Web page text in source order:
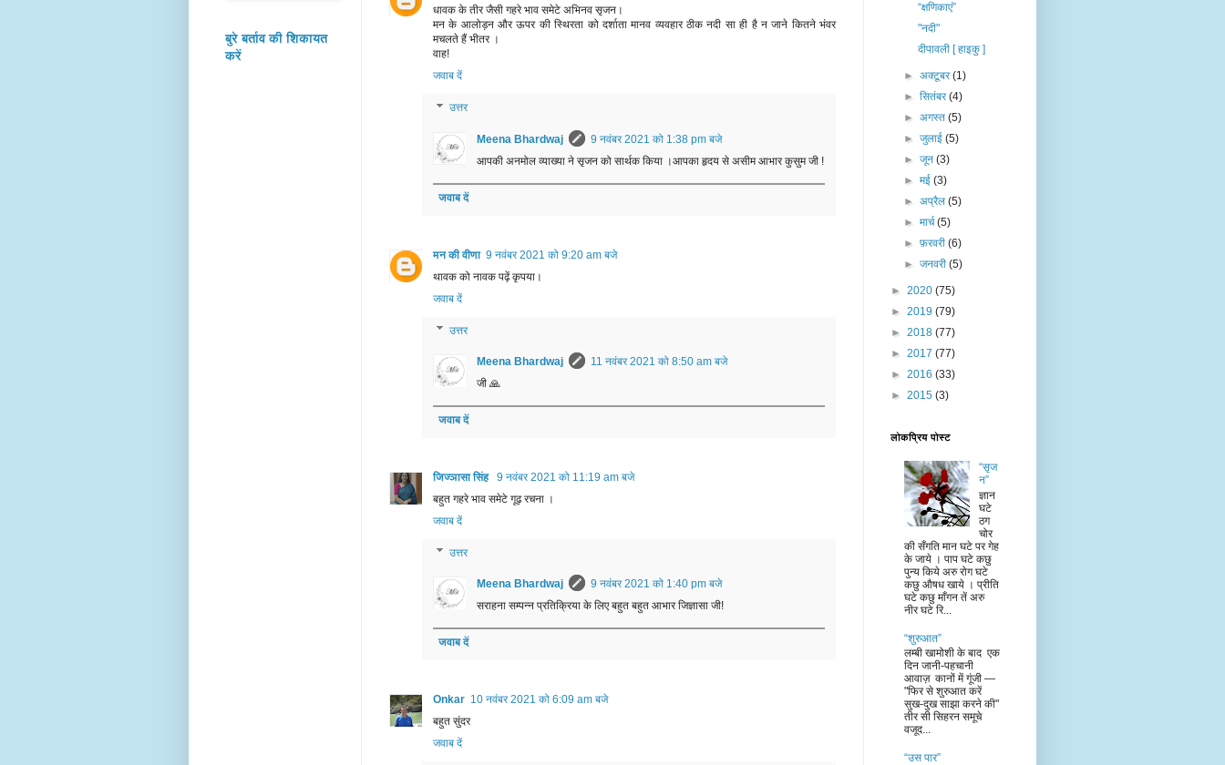
धावक के तीर जैसी गहरे भाव समेटे अभिनव सृजन।
मन के आलोड़न और ऊपर की स्थिरता को दर्शाता मानव व्यवहार ठीक नदी सा ही है न जाने कितने भंवर
मचलते हैं भीतर ।
वाह!
जवाब दें
उत्तर
Meena Bhardwaj
9 नवंबर 2021 को 1:38 pm बजे
आपकी अनमोल व्याख्या ने सृजन को सार्थक किया ।आपका हृदय से असीम आभार कुसुम जी !
जवाब दें
मन की वीणा 9 नवंबर 2021 को 9:20 am बजे
थावक को नावक पढ़ें कृपया।
जवाब दें
उत्तर
Meena Bhardwaj
11 नवंबर 2021 को 8:50 am बजे
जी 🙏
जवाब दें
जिज्ञासा सिंह 9 नवंबर 2021 को 11:19 am बजे
बहुत गहरे भाव समेटे गूढ़ रचना ।
जवाब दें
उत्तर
Meena Bhardwaj
9 नवंबर 2021 को 1:40 pm बजे
सराहना सम्पन्न प्रतिक्रिया के लिए बहुत बहुत आभार जिज्ञासा जी!
जवाब दें
Onkar 10 नवंबर 2021 को 6:09 am बजे
बहुत सुंदर
जवाब दें
बुरे बर्ताव की शिकायत
करें
“क्षणिकाएं”
"नदी"
दीपावली [ हाइकु ]
►अक्टूबर(1)
►सितंबर(4)
►अगस्त(5)
►जुलाई(5)
►जून(3)
►मई(3)
►अप्रैल(5)
►मार्च(5)
►फ़रवरी(6)
►जनवरी(5)
► 2020 (75)
► 2019 (79)
► 2018 (77)
► 2017 (77)
► 2016 (33)
► 2015 (3)
लोकप्रिय पोस्ट
“सृज
न”
ज्ञान
घटे
ठग
चोर
की सँगति मान घटे पर गेह
के जाये । पाप घटे कछु
पुन्य किये अरु रोग घटे
कछु औषध खाये । प्रीति
घटे कछु माँगन तें अरु
नीर घटे रि...
“शुरुआत”
लम्बी खामोशी के बाद एक
दिन जानी-पहचानी
आवाज़ कानों में गूंजी —
"फिर से शुरुआत करें
सुख-दुख साझा करने की"
तीर सी सिहरन समूचे
वजूद...
“उस पार”